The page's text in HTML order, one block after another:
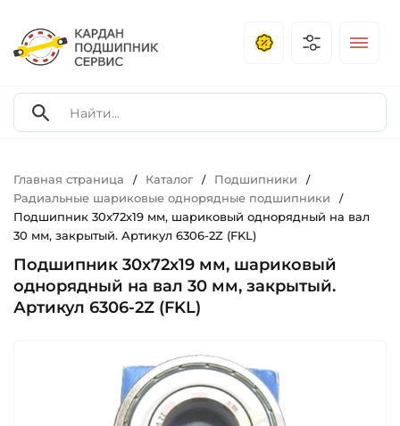
Главная страница / Каталог / Подшипники /
Радиальные шариковые однорядные подшипники /
Подшипник 30х72х19 мм, шариковый однорядный на вал
30 мм, закрытый. Артикул 6306-2Z (FKL)
Подшипник 30х72х19 мм, шариковый
однорядный на вал 30 мм, закрытый.
Артикул 6306-2Z (FKL)